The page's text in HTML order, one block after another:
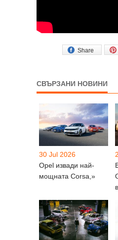
Share
СВЪРЗАНИ НОВИНИ
30 Jul 2026
Opel извади най-
мощната Corsa,»